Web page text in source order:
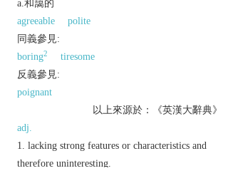
a.和藹的
agreeable
polite
同義參見:
boring2
tiresome
反義參見:
poignant
以上來源於：《英漢大辭典》
adj.
lacking strong features or characteristics and
therefore uninteresting.